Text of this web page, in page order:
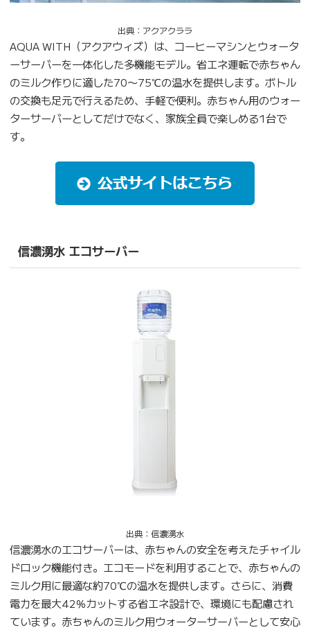
出典：アクアクララ
AQUA WITH（アクアウィズ）は、コーヒーマシンとウォータ
ーサーバーを一体化した多機能モデル。省エネ運転で赤ちゃん
のミルク作りに適した70〜75℃の温水を提供します。ボトル
の交換も足元で行えるため、手軽で便利。赤ちゃん用のウォー
ターサーバーとしてだけでなく、家族全員で楽しめる1台で
す。
信濃湧水 エコサーバー
出典：信濃湧水
信濃湧水のエコサーバーは、赤ちゃんの安全を考えたチャイル
ドロック機能付き。エコモードを利用することで、赤ちゃんの
ミルク用に最適な約70℃の温水を提供します。さらに、消費
電力を最大42％カットする省エネ設計で、環境にも配慮され
ています。赤ちゃんのミルク用ウォーターサーバーとして安心